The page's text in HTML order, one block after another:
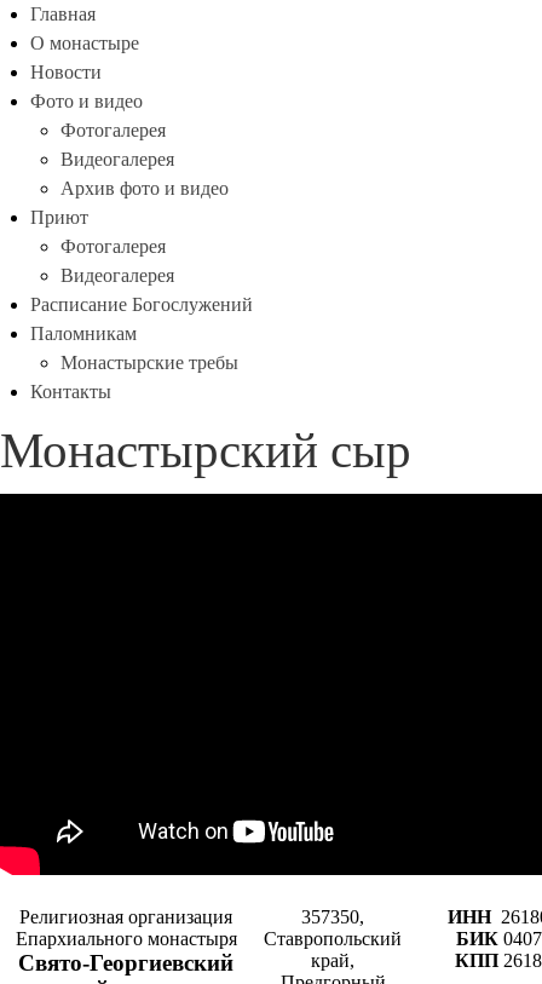
Главная
О монастыре
Новости
Фото и видео
Фотогалерея
Видеогалерея
Архив фото и видео
Приют
Фотогалерея
Видеогалерея
Расписание Богослужений
Паломникам
Монастырские требы
Контакты
Монастырский сыр
Религиозная организация
Епархиального монастыря
Cвято-­Георгиевский
357350,
Ставропольский
край,
ИНН
БИК
КПП